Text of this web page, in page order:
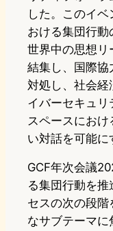
した。このイ
おける集団行動
世界中の思想リ
結集し、国際協
対処し、社会経
イバーセキュ
スペースにお
い対話を可能に
GCF年次会議
る集団行動を
セスの次の段
なサブテーマに